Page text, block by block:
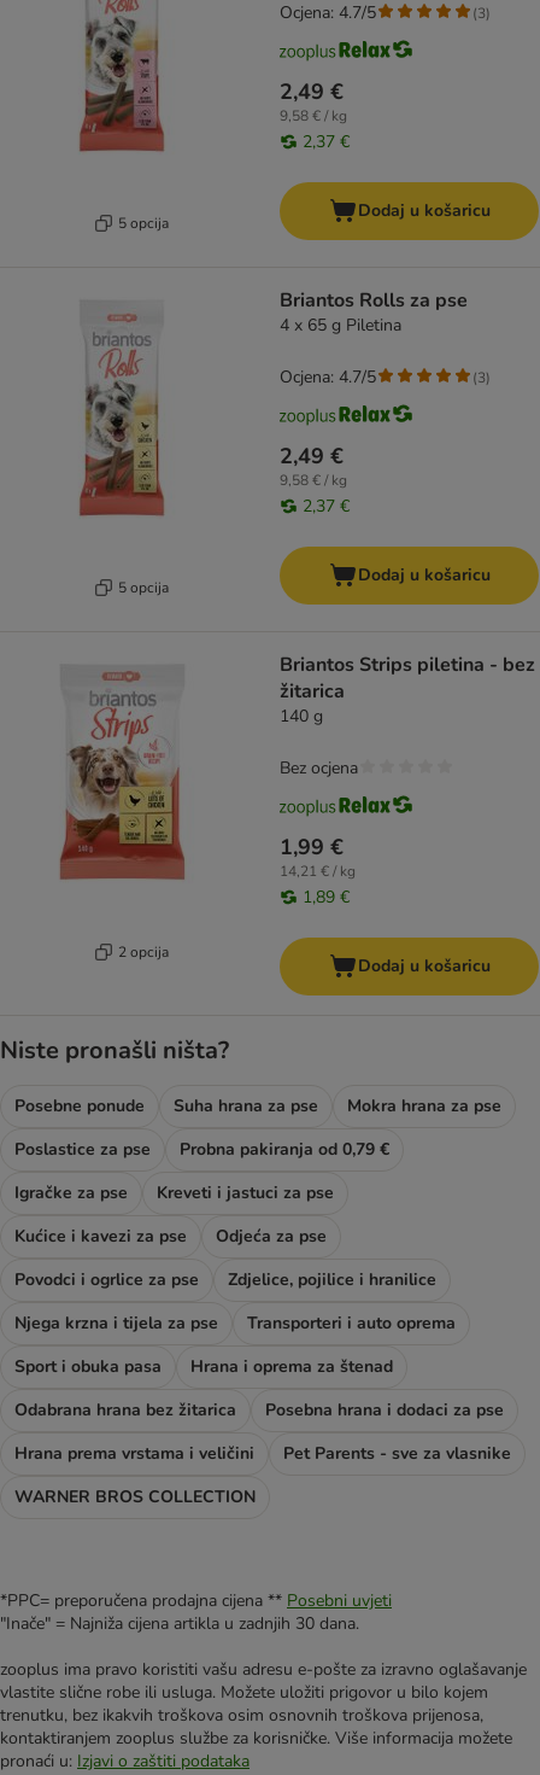
5 opcija
2,49 €
9,58 € / kg
2,37 €
Ocjena: 4.7/5 (3)
Dodaj u košaricu
5 opcija
Briantos Rolls za pse
4 x 65 g Piletina
2,49 €
9,58 € / kg
2,37 €
Ocjena: 4.7/5 (3)
Dodaj u košaricu
2 opcija
Briantos Strips piletina - bez
žitarica
140 g
1,99 €
14,21 € / kg
1,89 €
Bez ocjena
Dodaj u košaricu
Niste pronašli ništa?
Posebne ponude Suha hrana za pse
Mokra hrana za pse
Poslastice za pse
Probna pakiranja od 0,79 €
Igračke za pse
Kreveti i jastuci za pse
Kućice i kavezi za pse
Odjeća za pse
Povodci i ogrlice za pse
Zdjelice, pojilice i hranilice
Njega krzna i tijela za pse
Transporteri i auto oprema
Sport i obuka pasa
Hrana i oprema za štenad
Odabrana hrana bez žitarica
Posebna hrana i dodaci za pse
Hrana prema vrstama i veličini
Pet Parents - sve za vlasnike
WARNER BROS COLLECTION
*PPC= preporučena prodajna cijena ** Posebni uvjeti
"Inače" = Najniža cijena artikla u zadnjih 30 dana.
zooplus ima pravo koristiti vašu adresu e-pošte za izravno oglašavanje
vlastite slične robe ili usluga. Možete uložiti prigovor u bilo kojem
trenutku, bez ikakvih troškova osim osnovnih troškova prijenosa,
kontaktiranjem zooplus službe za korisničke. Više informacija možete
pronaći u: Izjavi o zaštiti podataka